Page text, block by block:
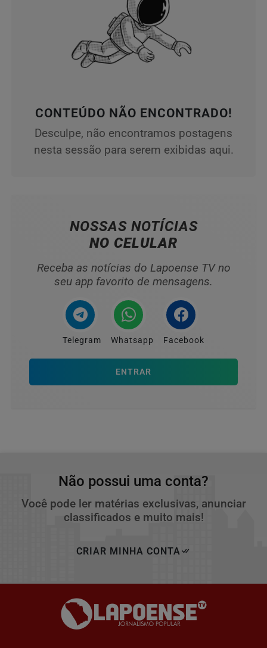
CONTEÚDO NÃO ENCONTRADO!
Desculpe, não encontramos postagens
nesta sessão para serem exibidas aqui.
NOSSAS NOTÍCIAS
NO CELULAR
Receba as notícias do Lapoense TV no
seu app favorito de mensagens.
Telegram Whatsapp Facebook
ENTRAR
Não possui uma conta?
Você pode ler matérias exclusivas, anunciar
classificados e muito mais!
CRIAR MINHA CONTA